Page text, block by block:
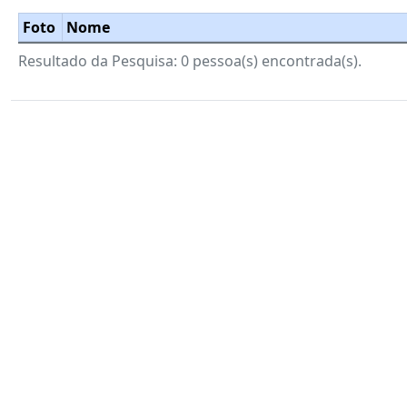
Foto Nome
Resultado da Pesquisa: 0 pessoa(s) encontrada(s).